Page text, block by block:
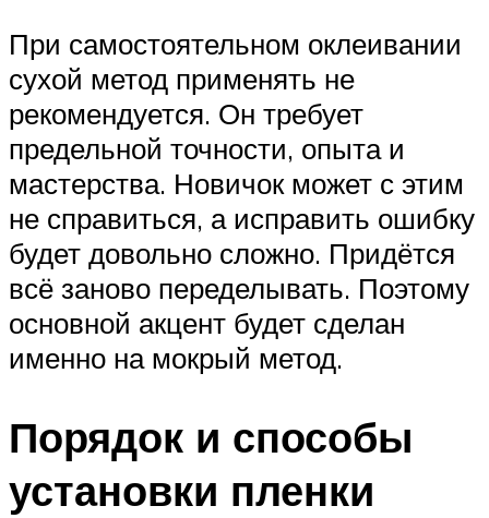
При самостоятельном оклеивании
сухой метод применять не
рекомендуется. Он требует
предельной точности, опыта и
мастерства. Новичок может с этим
не справиться, а исправить ошибку
будет довольно сложно. Придётся
всё заново переделывать. Поэтому
основной акцент будет сделан
именно на мокрый метод.
Порядок и способы
установки пленки